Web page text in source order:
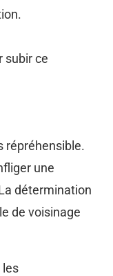
subir ce
répréhensible.
une
détermination
de voisinage
les